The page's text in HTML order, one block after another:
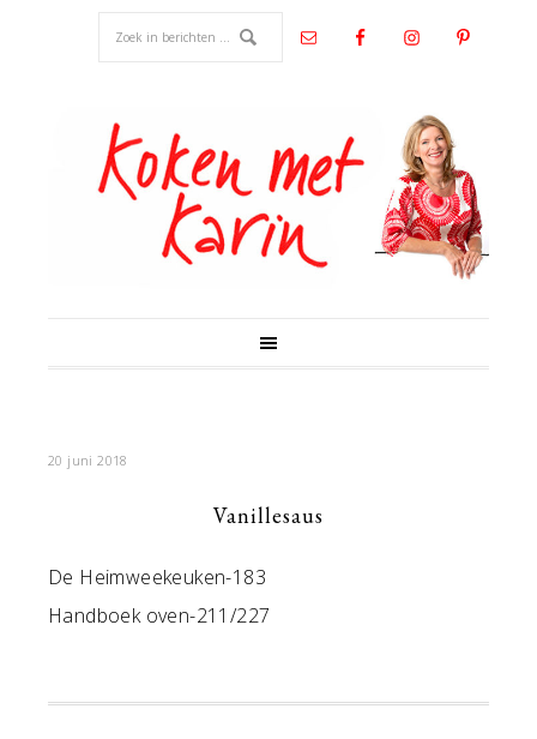
20 juni 2018
Vanillesaus
De Heimweekeuken-183
Handboek oven-211/227